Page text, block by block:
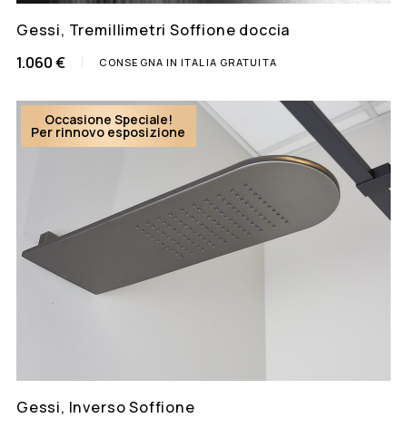
Gessi, Tremillimetri Soffione doccia
1.060 €
CONSEGNA IN ITALIA GRATUITA
Occasione Speciale!
Per rinnovo esposizione
Gessi, Inverso Soffione